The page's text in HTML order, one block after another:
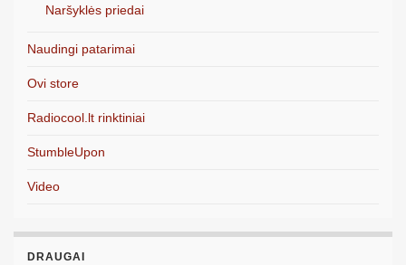
Naršyklės priedai
Naudingi patarimai
Ovi store
Radiocool.lt rinktiniai
StumbleUpon
Video
DRAUGAI